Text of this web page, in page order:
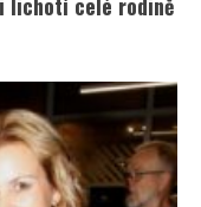
lichotí celé rodině